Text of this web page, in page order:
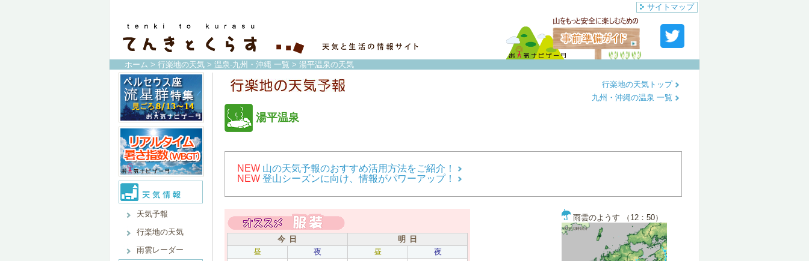
サイトマップ
ホーム > 行楽地の天気 > 温泉-九州・沖縄 一覧 > 湯平温泉の天気
天気予報
行楽地の天気
雨雲レーダー
湯平温泉
行楽地の天気トップ
九州・沖縄の温泉 一覧
NEW 山の天気予報のおすすめ活用方法をご紹介！
NEW 登山シーズンに向け、情報がパワーアップ！
今 日
明 日
昼
夜 昼 夜
雨雲のようす （12：50）